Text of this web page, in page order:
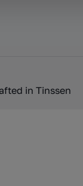
in Tinssen